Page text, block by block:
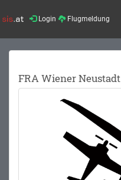
Login Flugmeldung
FRA Wiener Neustadt